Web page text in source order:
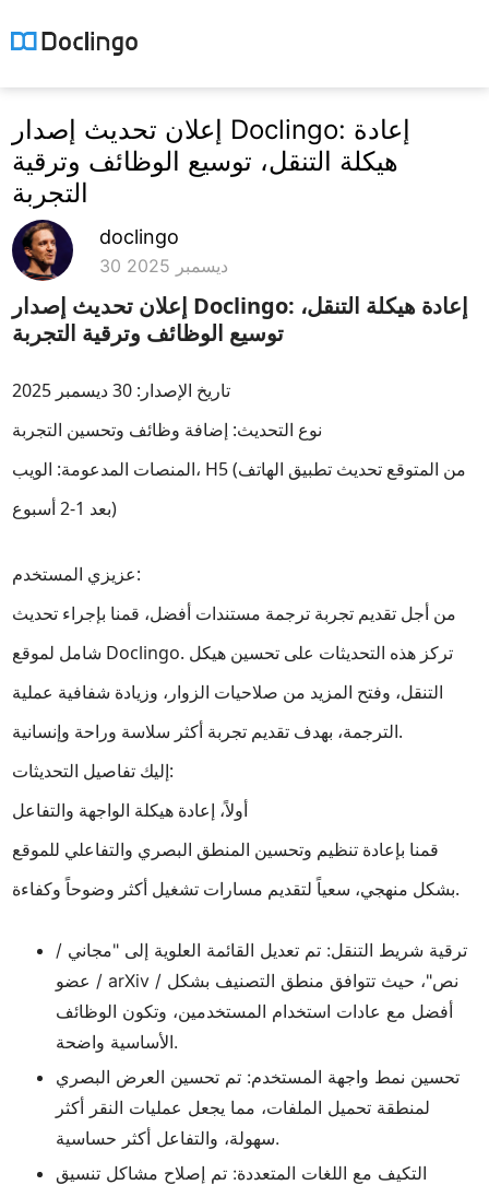
إعلان تحديث إصدار Doclingo: إعادة
هيكلة التنقل، توسيع الوظائف وترقية
التجربة
doclingo
30 ديسمبر 2025
إعلان تحديث إصدار Doclingo: إعادة هيكلة التنقل،
توسيع الوظائف وترقية التجربة
تاريخ الإصدار: 30 ديسمبر 2025
نوع التحديث: إضافة وظائف وتحسين التجربة
المنصات المدعومة: الويب، H5 (من المتوقع تحديث تطبيق الهاتف
بعد 1-2 أسبوع)
عزيزي المستخدم:
من أجل تقديم تجربة ترجمة مستندات أفضل، قمنا بإجراء تحديث
شامل لموقع Doclingo. تركز هذه التحديثات على تحسين هيكل
التنقل، وفتح المزيد من صلاحيات الزوار، وزيادة شفافية عملية
الترجمة، بهدف تقديم تجربة أكثر سلاسة وراحة وإنسانية.
إليك تفاصيل التحديثات:
أولاً، إعادة هيكلة الواجهة والتفاعل
قمنا بإعادة تنظيم وتحسين المنطق البصري والتفاعلي للموقع
بشكل منهجي، سعياً لتقديم مسارات تشغيل أكثر وضوحاً وكفاءة.
ترقية شريط التنقل: تم تعديل القائمة العلوية إلى "مجاني /
عضو / arXiv / نص"، حيث تتوافق منطق التصنيف بشكل
أفضل مع عادات استخدام المستخدمين، وتكون الوظائف
الأساسية واضحة.
تحسين نمط واجهة المستخدم: تم تحسين العرض البصري
لمنطقة تحميل الملفات، مما يجعل عمليات النقر أكثر
سهولة، والتفاعل أكثر حساسية.
التكيف مع اللغات المتعددة: تم إصلاح مشاكل تنسيق